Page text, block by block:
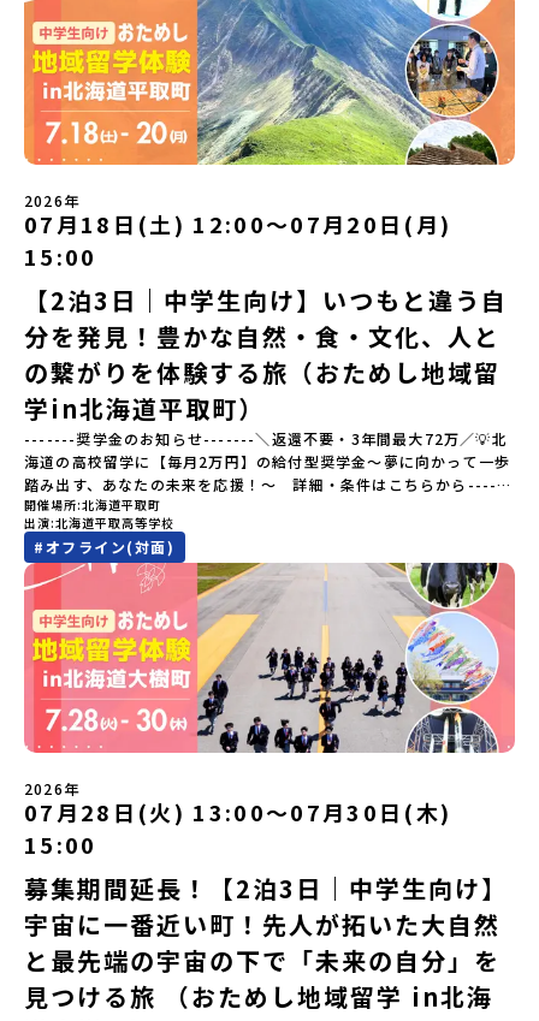
方へ〜プログラムの全体像や魅力、サポート体制について解説しま
す。 【STEP2】個別プログラム説明会（☆順次ページを公開しま
す）〜「地域別のプログラム」を具体的に知りたい方へ〜 「現地で
は何をするの？」という疑問にお答えする説明会です。その場所な
らではのプログラムをたっぷりお伝えします！🚩現在公開中の個別
説明会はこちらから（順次公開予定）【5/7(木)】北海道平取町
【5/8(金)】熊本県芦北町▼おためし地域留学の情報▼おためし地域
体験」のプログラム開催情報を公式LINEにて配信中！ぜひご登録く
ださい♪気になることや不安な点は、LINEから気軽にご相談くださ
い。👉 【LINE登録はこちら】
を送る「地域みらい留学」をプチ体験できるプログラムです。はじ
めてのひとり旅でも安心！現地でもスタッフがしっかりとサポート
いたします。今回のフィールドは「佐賀県有田町（ありたちょ
う）」佐賀県の西部にある有田町は、江戸時代から400年以上続く
「窯業（ようぎょう）」の町。 窯（かま）で粘土を焼いてつくるも
のづくりが、この町の文化として今も受け継がれています。世界で
も知られる「有田焼」は、この窯業の中から生まれました。長い歴
史の中で積み重ねられてきた技術や工夫、そして“つくる人の想
い”が、この町には残っています。また、文化施設が「日本遺産」や
「日本の20世紀遺産」に認定されるなど日本を代表する伝統工芸の
町です。さらに、有田町には「日本の棚田百選」に選ばれた「岳の
棚田（たなだ）」や「名水百選」や「水源の森百選」に選ばれた
「竜門峡（りゅうもんきょう）」など、思わず立ち止まりたくなる
ような自然も広がり、歴史・文化・自然が重なり合う、“本物”に出
会える場所です。そんな歴史・文化が豊かな佐賀県有田町で実際に
町を歩きながら学ぶフィールドワークをしたり、有田焼づくりに関
わる職人、町で暮らすプロデザイナー、地元の高校で学ぶ生徒など
と交流しながら「伝統的なものづくり」や「未来のデザイン」を一
緒に探求できます。ただ体験するだけじゃなくて、 “どうしてこの形
なんだろう？” “自分だったらどんなデザインにする？” そんなふう
に考える時間も、このプログラムの大切なポイントです。ここで出
会う人や体験が、自分の「好き」や「未来」につながるかもしれま
せん。この町でしかできない、ちょっと特別な体験を、ぜひ楽しん
でみませんか？体験のおすすめポイント体験プログラム内容（予
定）＜１日目＞（PM）「オリエンテーション・自己紹介ワーク」
「有田工業高校見学」 -陶芸技術をまなぶ！「セラミック科」のま
なび場を体験 -デザインセンスをまなぶ！「デザイン科」のまなび
場を体験「フィールドワーク」 -有田の歴史ある名所巡り -有田
の歴史的な町並みを体感する「有田焼絵付けアクティビティ」 -職
人さんからまなぶ！有田焼伝統の「絵付け」体験ワークショップ
（協力：clay studio）「みんなで楽しもう！BBQ」 -BBQづく
り -仲間や地元の高校生、町の大人たちと交流・対話＜２日目＞
（AM）「1日目の振り返り」「ワークショップ」 -ゲスト講師によ
（PM）「ランチ/お土産タイム」解散※天候の状況や参加人数によ
ってプログラムを変更する場合がございます。参加概要【開催場
所】佐賀県 有田町（ありたちょう）【実施日程】7月4日（土）〜7
月5日（日）※参加が確定した方には6月5日（金） 18:30～20:00に
「参加者向け事前オンライン研修」をご案内する予定です。必ず参
加をお願いします。【集合場所・時間】7月4日(土) 12：00 JR有田
駅※12：00までにJR有田駅に到着する便で手配ください。【解散場
所・時間】7月5日(日) 13：00頃 JR有田駅【対象】中学2年生、中
学3年生【宿泊先】ありこや（佐賀県西松浦郡有田町）※地域みらい
留学生が活用している宿泊施設（シェアハウス）です。※1室1名で
宿泊いただく予定です。 【旅行代金】無料※旅行代金に含まれる費
2026年
07月18日(土) 12:00〜07月20日(月)
15:00
【2泊3日｜中学生向け】いつもと違う自
分を発見！豊かな自然・食・文化、人と
の繋がりを体験する旅（おためし地域留
学in北海道平取町）
-------奨学金のお知らせ-------＼返還不要・3年間最大72万／💡北
海道の高校留学に【毎月2万円】の給付型奨学金～夢に向かって一歩
踏み出す、あなたの未来を応援！～ 詳細・条件はこちらから------
---------------------------＜体験費・宿泊費が無料＞累計3,000万
部以上販売された大人気マンガ「ゴールデンカムイ」の実写版映画
に登場する町！北海道の「アイヌ文化継承の地」で自然や食を体験
してみませんか？「地元以外の地域の暮らしが気になる。いつか留
学してみたい！」「アイヌ文化の歴史や、マンガに登場する世界を
自分の手で探求したい！」「自然が好きでもっと触れてあそびた
い！」そんな中学生のみなさんにおすすめ！「おためし地域留学体
験」は、日本全国約200の高校と連携し、地域の枠を超えて学校生活
を送る「地域みらい留学」をプチ体験できるプログラムです。はじ
めてのひとり旅でも安心！現地でもスタッフがしっかりとサポート
いたします。今回のフィールドは「北海道平取町（びらとりちょ
う）」北海道の南に位置する平取町（びらとりちょう）。壮大な自
然と「アイヌ文化」が継承されている町として広く知られていま
す。町名の「平取（びらとり）」は、アイヌ語「ピラ・ウトゥル」
（崖の間を意味）という言葉から名付けられました。見上げるほど
大きな山々が連なる「幌尻岳（ぽろしりだけ）」の景色は絶景！日
本一の広さを誇る「すずらん」が咲く花畑や、和牛がのんびりと過
ごす放牧地。日本一の清流に選ばれたこともある、ヤマメやニジマ
スが泳ぐ「沙流川（さるがわ）」。他の地域では見ることのできな
い圧倒的スケールの自然を味わうことができます。さらに、源義経
（みなもとのよしつね）とも縁が深いとされている地域で、義経を
祀った神社や公園などが存在し、アイヌ民族と日本の歴史を交差す
る瞬間を肌で体感できる町です。北の大地で育まれた「アイヌ文
開催場所 北海道平取町
出演 北海道平取高等学校
#オフライン(対面)
2026年
07月28日(火) 13:00〜07月30日(木)
15:00
募集期間延長！【2泊3日｜中学生向け】
宇宙に一番近い町！先人が拓いた大自然
と最先端の宇宙の下で「未来の自分」を
見つける旅 （おためし地域留学 in北海